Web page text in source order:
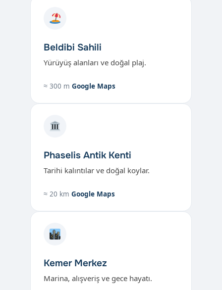
Beldibi Sahili
Yürüyüş alanları ve doğal plaj.
≈ 300 m Google Maps
Phaselis Antik Kenti
Tarihi kalıntılar ve doğal koylar.
≈ 20 km Google Maps
Kemer Merkez
Marina, alışveriş ve gece hayatı.